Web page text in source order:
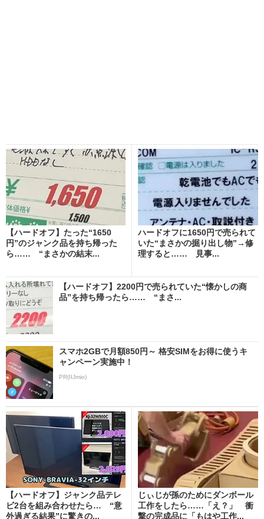
【ハードオフ】たった“1650
円”のジャンク品を持ち帰った
ら…… “まさかの結末...
ハードオフに1650円で売られて
いた“まさかの掘り出し物”→修
理すると…… 見事...
【ハードオフ】2200円で売られていた“懐かしの商
品”を持ち帰ったら…… “まさ...
スマホ2GBで月額850円～ 格安SIMをお得に使うキ
ャンペーン実施中！
PR(IIJmio)
【ハードオフ】ジャンク品テレ
ビ2台を組み合わせたら… “意
外過ぎる結果”に驚きの...
じぃじが孫のためにダンボール
工作をしたら……「え？」 衝
撃の完成品に「もはや工作...